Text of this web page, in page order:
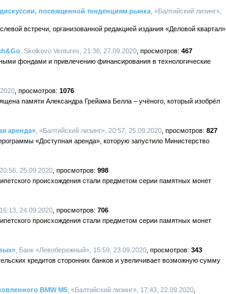
посвященной тенденциям рынка , «Балтийский лизинг»,
встречи, организованной редакцией издания «Деловой квартал».
, Skolkovo Ventures, 21:36, 27.09.2020
467
фондами и привлечению финансирования в технологические
1076
памяти Александра Грейама Белла – учёного, который изобрёл
аренда» , «Балтийский лизинг», 20:57, 25.09.2020
827
«Доступная аренда», которую запустило Министерство
25.09.2020
998
происхождения стали предметом серии памятных монет
24.09.2020
706
происхождения стали предметом серии памятных монет
, Банк «Левобережный», 15:59, 23.09.2020
343
кредитов сторонних банков и увеличивает возможную сумму
BMW M5 , «Балтийский лизинг», 17:43, 22.09.2020